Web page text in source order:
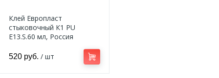
Клей Европласт
стыковочный К1 PU
E13.S.60 мл, Россия
520 руб. / шт